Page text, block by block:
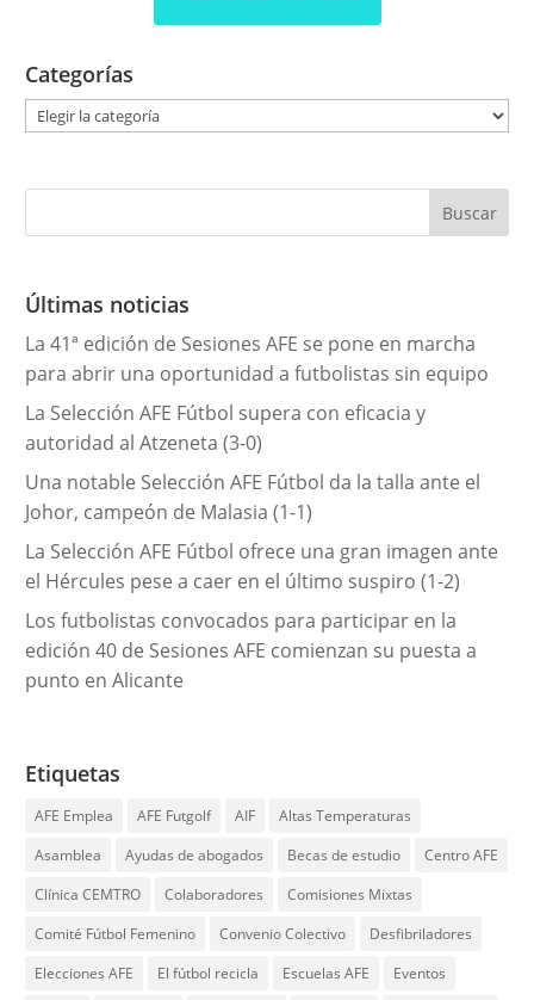
Categorías
g
r
a
s
Últimas noticias
La 41ª edición de Sesiones AFE se pone en marcha
para abrir una oportunidad a futbolistas sin equipo
La Selección AFE Fútbol supera con eficacia y
autoridad al Atzeneta (3-0)
Una notable Selección AFE Fútbol da la talla ante el
Johor, campeón de Malasia (1-1)
La Selección AFE Fútbol ofrece una gran imagen ante
el Hércules pese a caer en el último suspiro (1-2)
Los futbolistas convocados para participar en la
edición 40 de Sesiones AFE comienzan su puesta a
punto en Alicante
Etiquetas
AFE Emplea AFE Futgolf AIF
Altas Temperaturas
Asamblea
Ayudas de abogados Becas de estudio
Centro AFE
Clínica CEMTRO
Colaboradores
Comisiones Mixtas
Comité Fútbol Femenino
Convenio Colectivo
Desfibriladores
Elecciones AFE
El fútbol recicla Escuelas AFE
Eventos